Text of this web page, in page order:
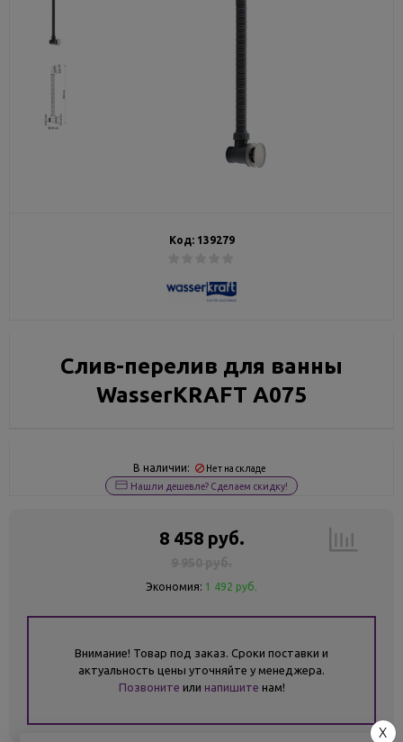
Код: 139279
Слив-перелив для ванны
WasserKRAFT A075
В наличии: Нет на складе
Нашли дешевле? Сделаем скидку!
8 458 руб.
Экономия: 1 492 руб.
Внимание! Товар под заказ. Сроки поставки и
актуальность цены уточняйте у менеджера.
Позвоните или напишите нам!
X